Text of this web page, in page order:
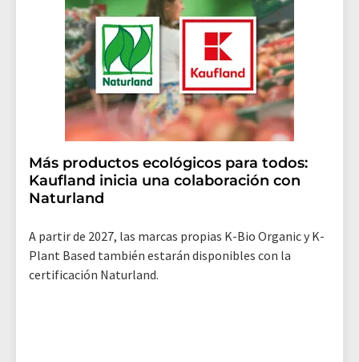
Más productos ecológicos para todos:
Kaufland inicia una colaboración con
Naturland
A partir de 2027, las marcas propias K-Bio Organic y K-
Plant Based también estarán disponibles con la
certificación Naturland.